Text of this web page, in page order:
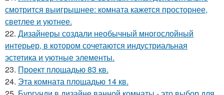
смотрится выигрышнее: комната кажется просторнее,
светлее и уютнее.
22. Дизайнеры создали необычный многослойный
интерьер, в котором сочетаются индустриальная
эстетика и уютные элементы.
23. Проект площадью 83 кв.
24. Эта комната площадью 14 кв.